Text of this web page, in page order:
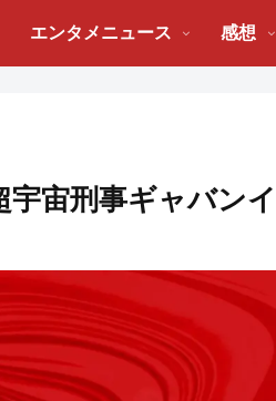
エンタメニュース 感想
宙刑事ギャバンイ